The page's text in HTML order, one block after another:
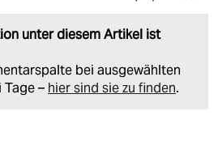
unter diesem Artikel ist
bei ausgewählten
– hier sind sie zu finden.